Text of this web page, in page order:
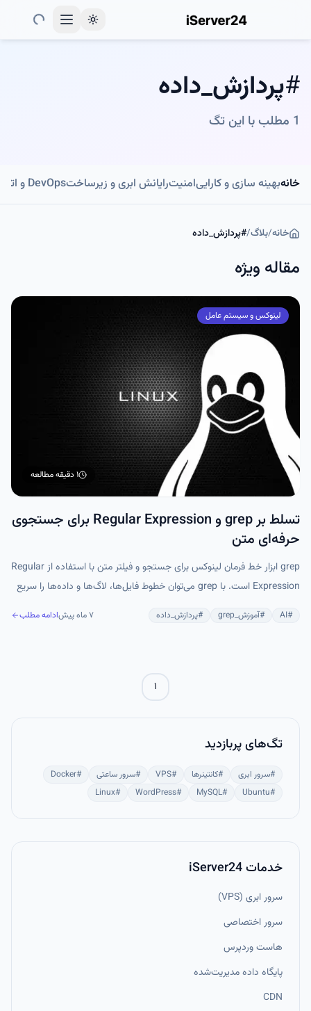
Toggle theme
#پردازش_داده
1 مطلب با این تگ
خانهبهینه سازی و کاراییامنیترایانش ابری و زیرساختDevOps و اتوماسیون
خانه/بلاگ/
#پردازش_داده
مقاله ویژه
لینوکس و سیستم عامل
۱ دقیقه مطالعه
تسلط بر grep و Regular Expression برای جستجوی
حرفه‌ای متن
grep ابزار خط فرمان لینوکس برای جستجو و فیلتر متن با استفاده از Regular
Expression است. با grep می‌توان خطوط فایل‌ها، لاگ‌ها و داده‌ها را سریع
#
AI
#آموزش_grep #پردازش_داده ۷ ماه پیش ادامه مطلب
۱
تگ‌های پربازدید
#سرور ابری #کانتینرها #
VPS
#سرور ساعتی #
Docker
#
Ubuntu
#
MySQL
#
WordPress
#
Linux
خدمات iServer24
سرور ابری (VPS)
سرور اختصاصی
هاست وردپرس
پایگاه داده مدیریت‌شده
CDN